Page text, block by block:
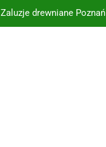
Żaluzje drewniane Poznań